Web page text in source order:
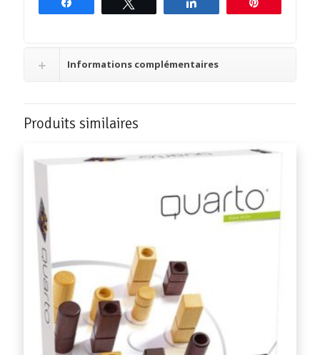
Informations complémentaires
Produits similaires